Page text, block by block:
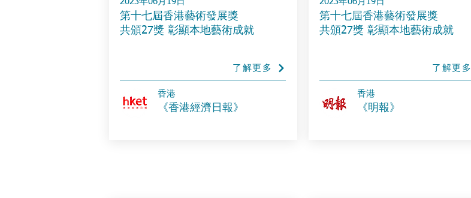
第十七屆香港藝術發展獎
共頒27獎 彰顯本地藝術成就
了解更多
香港
《香港經濟日報》
第十七屆香港藝術發展獎
共頒27獎 彰顯本地藝術成就
了解更多
香港
《明報》